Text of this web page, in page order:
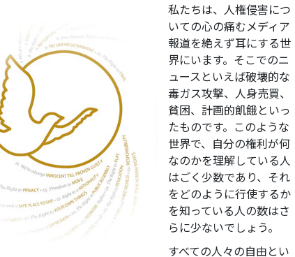
私たちは、人権侵害につ
いての心の痛むメディア
報道を絶えず耳にする世
界にいます。そこでのニ
ュースといえば破壊的な
毒ガス攻撃、人身売買、
貧困、計画的飢餓といっ
たものです。このような
世界で、自分の権利が何
なのかを理解している人
はごく少数であり、それ
をどのように行使するか
を知っている人の数はさ
らに少ないでしょう。
すべての人々の自由とい